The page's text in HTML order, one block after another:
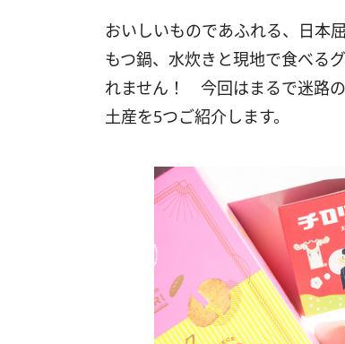
おいしいものであふれる、日本
もつ鍋、水炊きと現地で食べる
れません！ 今回はまるで迷路
土産を5つご紹介します。